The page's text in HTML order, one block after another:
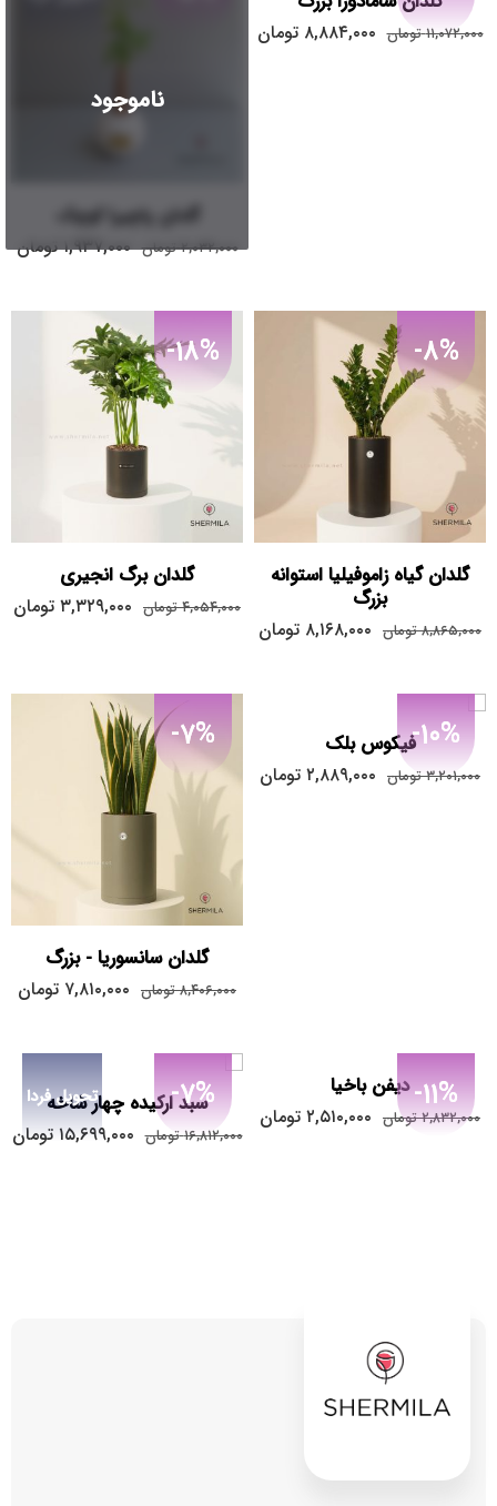
۱۱,۰۷۲,۰۰۰ تومان ۸,۸۸۴,۰۰۰ تومان
ناموجود
گلدان پاچیرا کوچک
۲,۰۳۲,۰۰۰ تومان ۱,۹۳۷,۰۰۰ تومان
-8%
گلدان گیاه زاموفیلیا استوانه
بزرگ
۸,۸۶۵,۰۰۰ تومان ۸,۱۶۸,۰۰۰ تومان
-18%
گلدان برگ انجیری
۴,۰۵۴,۰۰۰ تومان ۳,۳۲۹,۰۰۰ تومان
-10%فیکوس بلک
۳,۲۰۱,۰۰۰ تومان ۲,۸۸۹,۰۰۰ تومان
-7%
گلدان سانسوریا - بزرگ
۸,۴۰۶,۰۰۰ تومان ۷,۸۱۰,۰۰۰ تومان
-11%دیفن باخیا
۲,۸۳۲,۰۰۰ تومان ۲,۵۱۰,۰۰۰ تومان
تحویل فردا -7%
سبد ارکیده چهار شاخه
۱۶,۸۱۲,۰۰۰ تومان ۱۵,۶۹۹,۰۰۰ تومان